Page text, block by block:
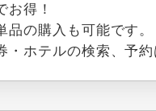
お得！
品の購入も可能です。
・ホテルの検索、予約